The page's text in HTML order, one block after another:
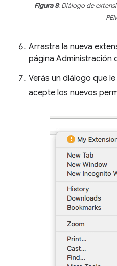
Figura 8: Diálogo de
Arrastra la nueva
página Administración
Verás un diálogo que
acepte los nuevos